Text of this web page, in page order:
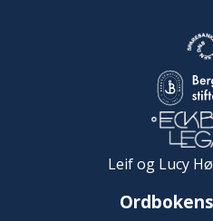
Leif og Lucy